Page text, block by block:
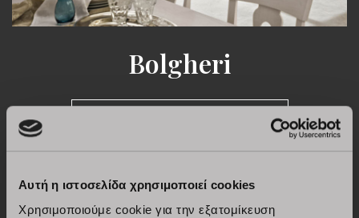
Αυτή η ιστοσελίδα χρησιμοποιεί cookies
Χρησιμοποιούμε cookie για την εξατομίκευση
Bolgheri